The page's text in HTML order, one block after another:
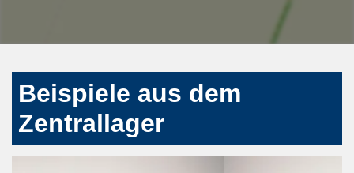
Beispiele aus dem
Zentrallager